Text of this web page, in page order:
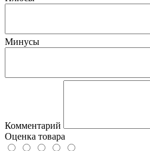
Минусы
Комментарий
Оценка товара